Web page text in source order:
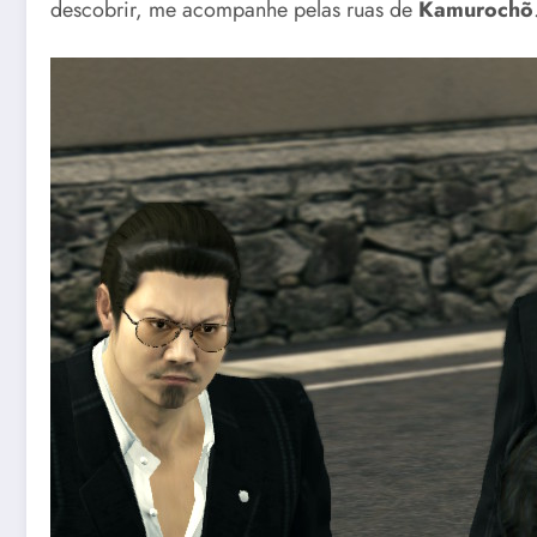
descobrir, me acompanhe pelas ruas de Kamurochõ